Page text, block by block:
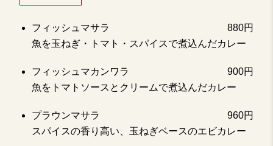
フィッシュマサラ
880円
魚を玉ねぎ・トマト・スパイスで煮込んだカレー
フィッシュマカンワラ
900円
魚をトマトソースとクリームで煮込んだカレー
プラウンマサラ
960円
スパイスの香り高い、玉ねぎベースのエビカレー